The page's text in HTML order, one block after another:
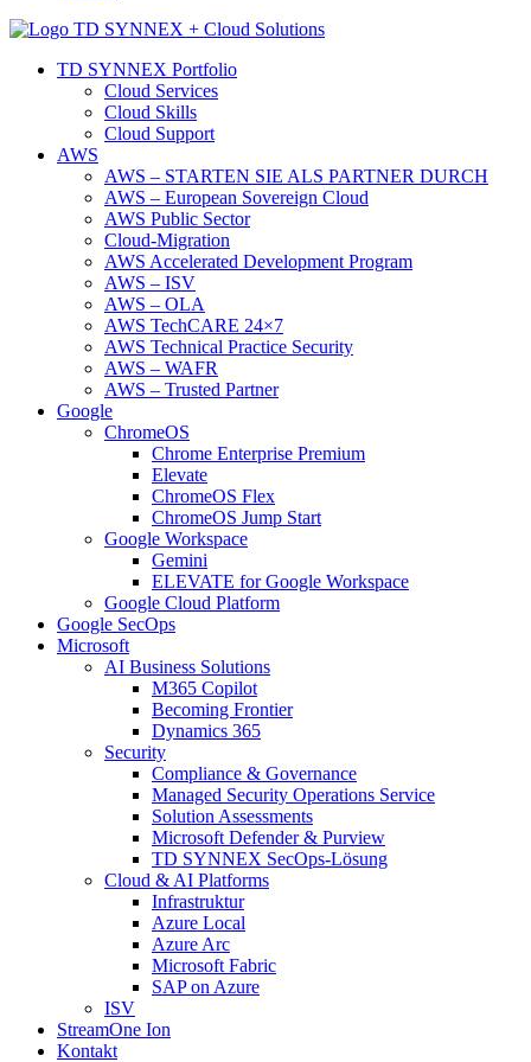
TD SYNNEX Portfolio
Cloud Services
Cloud Skills
Cloud Support
AWS
AWS – STARTEN SIE ALS PARTNER DURCH
AWS – European Sovereign Cloud
AWS Public Sector
Cloud-Migration
AWS Accelerated Development Program
AWS – ISV
AWS – OLA
AWS TechCARE 24×7
AWS Technical Practice Security
AWS – WAFR
AWS – Trusted Partner
Google
ChromeOS
Chrome Enterprise Premium
Elevate
ChromeOS Flex
ChromeOS Jump Start
Google Workspace
Gemini
ELEVATE for Google Workspace
Google Cloud Platform
Google SecOps
Microsoft
AI Business Solutions
M365 Copilot
Becoming Frontier
Dynamics 365
Security
Compliance & Governance
Managed Security Operations Service
Solution Assessments
Microsoft Defender & Purview
TD SYNNEX SecOps-Lösung
Cloud & AI Platforms
Infrastruktur
Azure Local
Azure Arc
Microsoft Fabric
SAP on Azure
ISV
StreamOne Ion
Kontakt